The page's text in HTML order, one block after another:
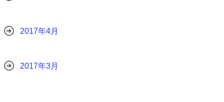
2017年4月
2017年3月